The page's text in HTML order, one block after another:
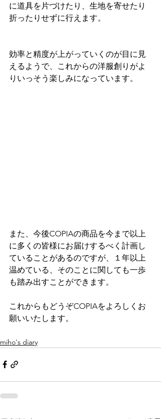
に道具を片づけたり、生地を寄せたり
折ったりせずに行えます。
効率と精度が上がっていくのが目に見
えるようで、これからの洋服創りがよ
りいっそう楽しみになっています。
また、今後COPIAの商品を今まで以上
に多くの皆様にお届けするべく計画し
ていることがあるのですが、１年以上
温めている、そのことに関しても一歩
も踏み出すことができます。
これからもどうぞCOPIAをよろしくお
願いいたします。
miho's diary